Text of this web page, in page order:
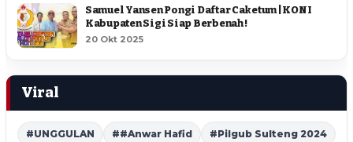
Samuel Yansen Pongi Daftar Caketum | KONI
Kabupaten Sigi Siap Berbenah !
20 Okt 2025
Viral
#UNGGULAN ##Anwar Hafid #Pilgub Sulteng 2024